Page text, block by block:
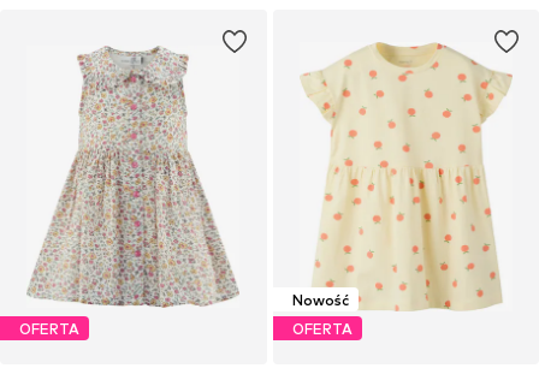
OFERTA
Nowość
OFERTA